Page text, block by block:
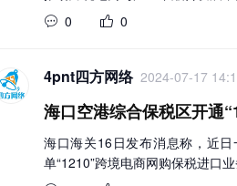
0
0
4pnt四方网络 2024-07-17
海口空港综合保税区开通
海口海关16日发布消息称，近
单“1210”跨境电商网购保税进口业